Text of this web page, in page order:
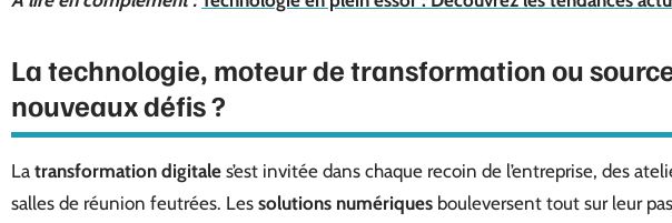
La technologie, moteur de transformation ou
nouveaux défis ?
La transformation digitale s’est invitée dans chaque recoin de l’entreprise, des
salles de réunion feutrées. Les solutions numériques bouleversent tout sur leur